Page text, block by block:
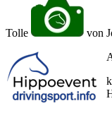
Tolle
von